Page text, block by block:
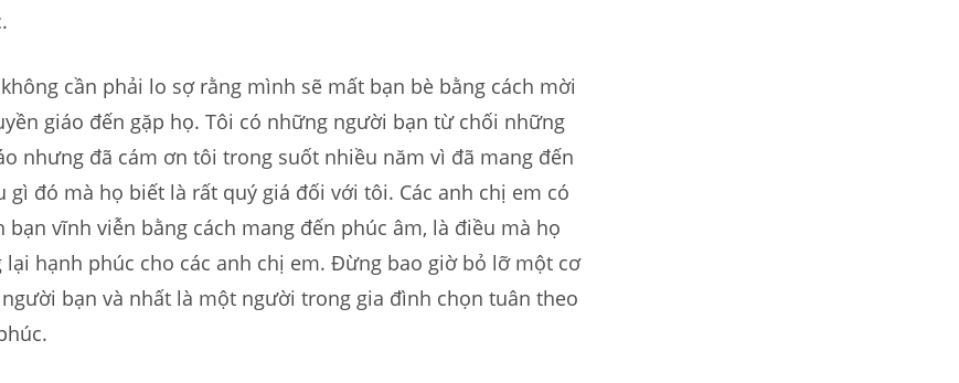
cần phải lo sợ rằng mình sẽ mất bạn bè bằng cách mời
giáo đến gặp họ. Tôi có những người bạn từ chối những
nhưng đã cám ơn tôi trong suốt nhiều năm vì đã mang đến
gì đó mà họ biết là rất quý giá đối với tôi. Các anh chị em có
vĩnh viễn bằng cách mang đến phúc âm, là điều mà họ
lại hạnh phúc cho các anh chị em. Đừng bao giờ bỏ lỡ một cơ
bạn và nhất là một người trong gia đình chọn tuân theo